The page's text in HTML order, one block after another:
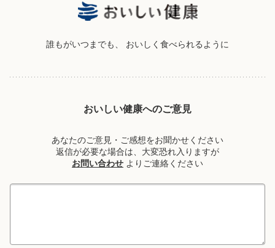
誰もがいつまでも、 おいしく食べられるように
おいしい健康へのご意見
あなたのご意見・ご感想をお聞かせください
返信が必要な場合は、大変恐れ入りますが
お問い合わせ よりご連絡ください